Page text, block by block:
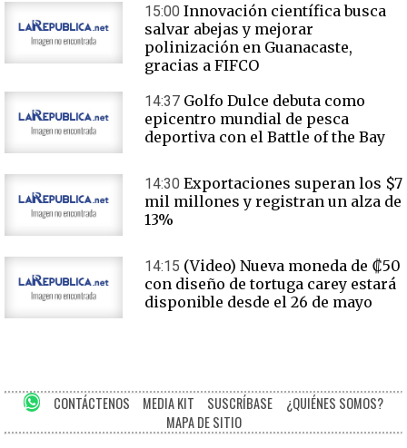
15:00 Innovación científica busca
salvar abejas y mejorar
polinización en Guanacaste,
gracias a FIFCO
14:37 Golfo Dulce debuta como
epicentro mundial de pesca
deportiva con el Battle of the Bay
14:30 Exportaciones superan los $7
mil millones y registran un alza de
13%
14:15 (Video) Nueva moneda de ₡50
con diseño de tortuga carey estará
disponible desde el 26 de mayo
CONTÁCTENOS MEDIA KIT SUSCRÍBASE
¿QUIÉNES SOMOS?
MAPA DE SITIO